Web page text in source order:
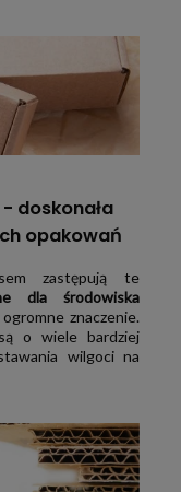
doskonała
opakowań
zastępują te
dla środowiska
znaczenie.
o wiele bardziej
wilgoci na